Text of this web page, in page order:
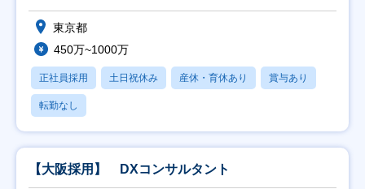
東京都
450万~1000万
正社員採用 土日祝休み 産休・育休あり 賞与あり
転勤なし
【大阪採用】 DXコンサルタント